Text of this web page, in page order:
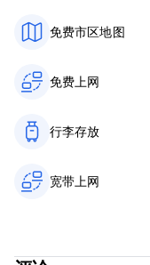
抵达时以现金付款
含税
一般的：
没有宵禁
original language)
免费市区地图
免费上网
行李存放
宽带上网